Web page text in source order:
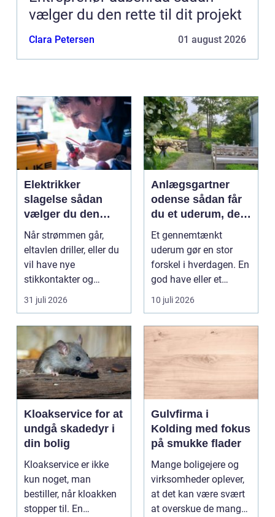
vælger du den rette til dit projekt
Clara Petersen 01 august 2026
Elektrikker
slagelse sådan
vælger du den
rigtige elektriker til
opgaven
Når strømmen går,
eltavlen driller, eller du
vil have nye
stikkontakter og
belysning, er en dygtig
e...
31 juli 2026
Anlægsgartner
odense sådan får
du et uderum, der
holder i mange år
Et gennemtænkt
uderum gør en stor
forskel i hverdagen. En
god have eller et
velplejet fællesareal
gi...
10 juli 2026
Kloakservice for at
undgå skadedyr i
din bolig
Kloakservice er ikke
kun noget, man
bestiller, når kloakken
stopper til. En
Gulvfirma i
Kolding med fokus
på smukke flader
Mange boligejere og
virksomheder oplever,
at det kan være svært
at overskue de mange